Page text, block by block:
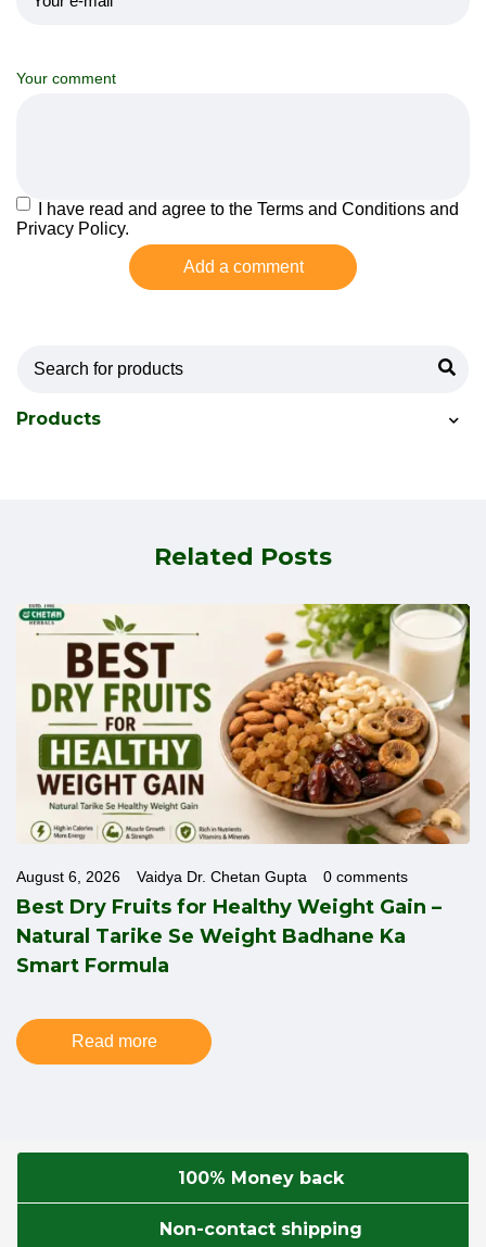
Your comment
I have read and agree to the Terms and Conditions and
Privacy Policy.
Add a comment
Products
Related Posts
Best Dry Fruits for Healthy Weight Gain –
Natural Tarike Se Weight Badhane Ka
Smart Formula
August 6, 2026 Vaidya Dr. Chetan Gupta 0 comments
Read more
100% Money back
Non-contact shipping